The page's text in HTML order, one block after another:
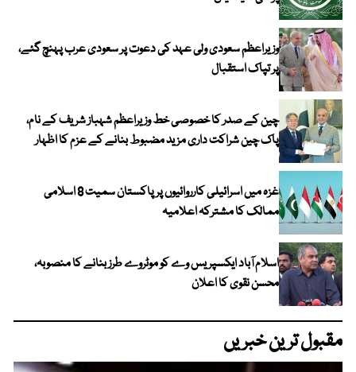
وزیراعظم سعودی ولی عہد کی دعوت پر سعودی عرب پہنچ گئے،
پر تپاک استقبال
چین کے صدر کا خصوصی خط وزیراعظم شہباز شریف کے نام،
پاک چین شراکت داری مزید مضبوط بنانے کے عزم کا اظہار
غزہ میں اسرائیلی کارروائیوں پر پاکستان سمیت 8 اسلامی
ممالک کا مشترکہ اعلامیہ
اسلام آباد ایکسپریس وے کو موٹروے طرز بنانے کا منصوبہ،
محسن نقوی کا اعلان
مقبول ترین خبریں